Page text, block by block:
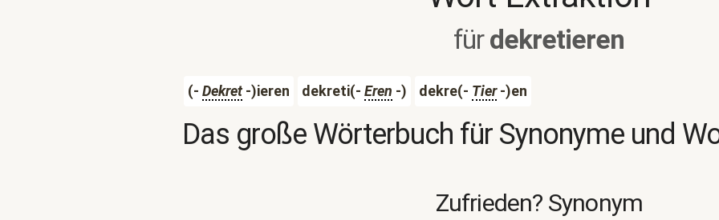
fürdekretieren
(- Dekret-)ieren dekreti(- Eren -) dekre(- Tier-)en
Das große Wörterbuch für Synonyme und
Zufrieden? Synonym